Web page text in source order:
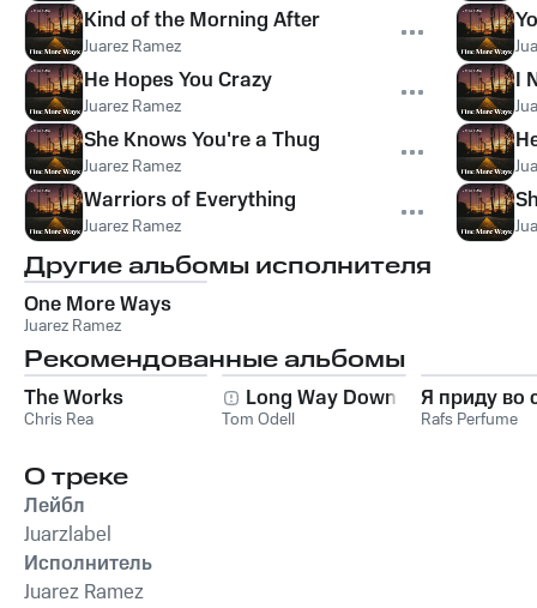
Kind of the Morning After
Juarez Ramez
He Hopes You Crazy
Juarez Ramez
She Knows You're a Thug
Juarez Ramez
Warriors of Everything
Juarez Ramez
I
Другие альбомы исполнителя
One More Ways
Juarez Ramez
Рекомендованные альбомы
The Works
Chris Rea
Long Way Down
Tom Odell
Я приду во
Rafs Perfume
О треке
Лейбл
Juarzlabel
Исполнитель
Juarez Ramez